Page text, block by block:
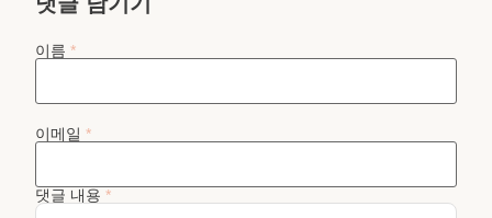
이름 *
이메일 *
댓글 내용 *